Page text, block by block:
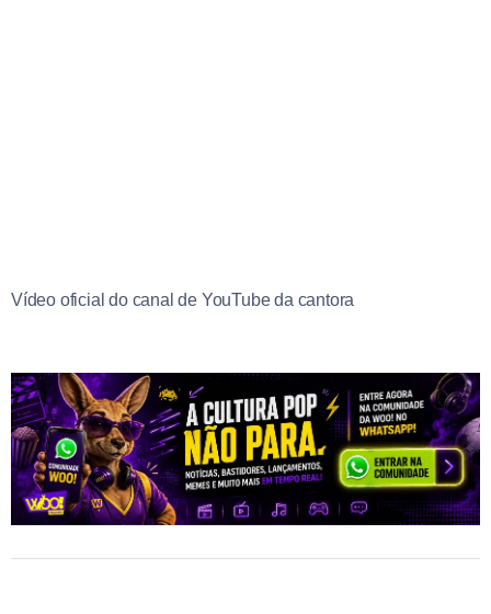
Vídeo oficial do canal de YouTube da cantora